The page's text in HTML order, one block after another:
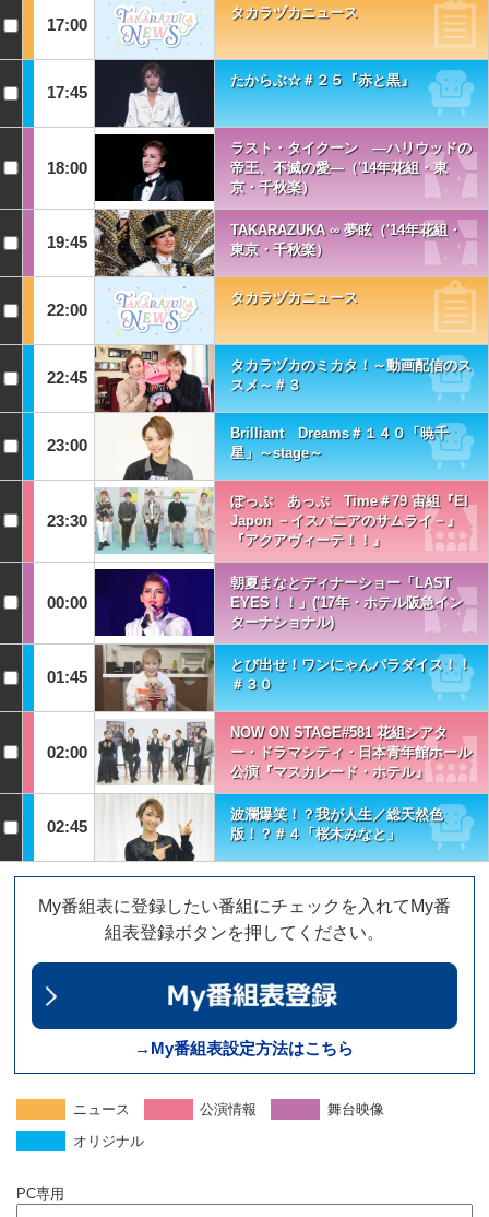
17:00
タカラヅカニュース
17:45
たからぶ☆＃２５『赤と黒』
18:00
ラスト・タイクーン ―ハリウッドの
帝王、不滅の愛―（'14年花組・東
京・千秋楽）
19:45
TAKARAZUKA ∞ 夢眩（'14年花組・
東京・千秋楽）
22:00
タカラヅカニュース
22:45
タカラヅカのミカタ！～動画配信のス
スメ～＃３
23:00
Brilliant Dreams＃１４０「暁千
星」～stage～
23:30
ぽっぷ あっぷ Time＃79 宙組『El
Japon －イスパニアのサムライ－』
『アクアヴィーテ！！』
00:00
朝夏まなとディナーショー「LAST
EYES！！」('17年・ホテル阪急イン
ターナショナル)
01:45
とび出せ！ワンにゃんパラダイス！！
＃３０
02:00
NOW ON STAGE#581 花組シアタ
ー・ドラマシティ・日本青年館ホール
公演『マスカレード・ホテル』
02:45
波瀾爆笑！？我が人生／総天然色
版！？＃４「桜木みなと」
My番組表に登録したい番組にチェックを入れてMy番
組表登録ボタンを押してください。
→My番組表設定方法はこちら
ニュース 公演情報
舞台映像
オリジナル
PC専用